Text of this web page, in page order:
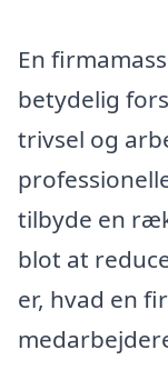
En
betydelig
trivsel og
tilbyde en
blot at
er, hvad en